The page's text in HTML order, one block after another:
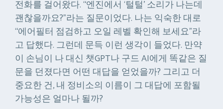
전화를 걸어왔다. “엔진에서 ‘털털’ 소리가 나는데
괜찮을까요?”라는 질문이었다. 나는 익숙한 대로
“에어필터 점검하고 오일 레벨 확인해 보세요”라
고 답했다. 그런데 문득 이런 생각이 들었다. 만약
이 손님이 나 대신 챗GPT나 구드 AI에게 똑같은 질
문을 던졌다면 어떤 대답을 얻었을까? 그리고 더
중요한 건, 내 정비소의 이름이 그 대답에 포함될
가능성은 얼마나 될까?